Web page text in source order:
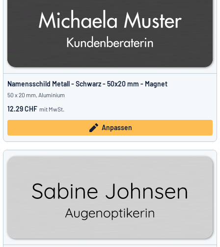
Namensschild Metall - Schwarz - 50x20 mm - Magnet
50 x 20 mm, Aluminium
12.29 CHF mit MwSt.
Anpassen